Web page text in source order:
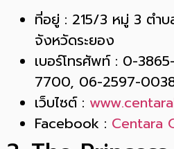
ที่อยู่ : 215/3 หมู่ 3 ตำบ
จังหวัดระยอง
เบอร์โทรศัพท์ : 0-
7700, 06-2597-
เว็บไซต์ :
Facebook : Centara